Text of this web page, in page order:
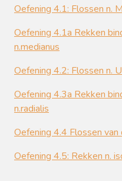
Oefening 4.1: Flossen n.
Oefening 4.1a Rekken
n.medianus
Oefening 4.2: Flossen n.
Oefening 4.3a Rekken
n.radialis
Oefening 4.4 Flossen van
Oefening 4.5: Rekken n.